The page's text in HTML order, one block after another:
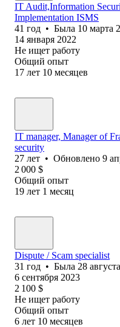
IT Audit,Information
Implementation ISMS
41 год • Была 10 марта
14 января 2022
Не ищет работу
Общий опыт
17 лет 10 месяцев
IT manager, Manager of
security
27 лет • Обновлено 9
2 000 $
Общий опыт
19 лет 1 месяц
Dispute / Scam specialist
31 год • Была 28
6 сентября 2023
2 100 $
Не ищет работу
Общий опыт
6 лет 10 месяцев